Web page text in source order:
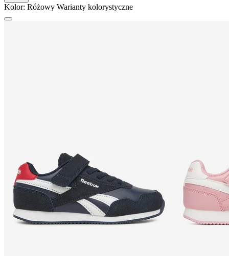
Kolor: Różowy Warianty kolorystyczne